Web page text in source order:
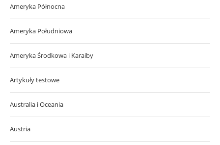
Ameryka Północna
Ameryka Południowa
Ameryka Środkowa i Karaiby
Artykuły testowe
Australia i Oceania
Austria